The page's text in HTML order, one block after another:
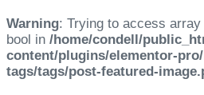
Warning: Trying to access
bool in /home/condell/
content/plugins/elementor-
tags/tags/post-featured-